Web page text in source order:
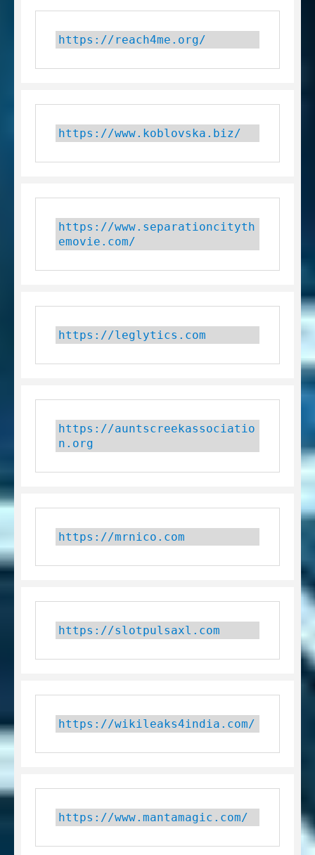
https://reach4me.org/
https://www.koblovska.biz/
https://www.separationcityth
emovie.com/
https://leglytics.com
https://auntscreekassociatio
n.org
https://mrnico.com
https://slotpulsaxl.com
https://wikileaks4india.com/
https://www.mantamagic.com/